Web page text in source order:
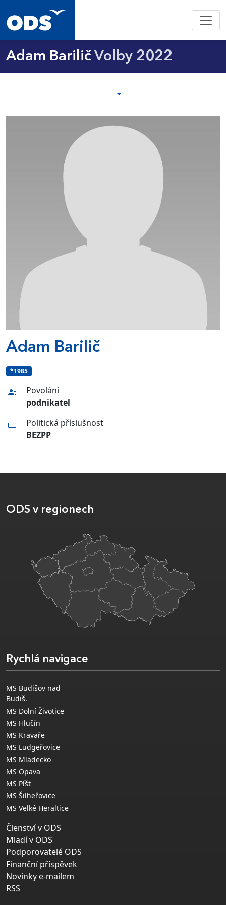
Adam Barilič Volby 2022
Adam Barilič
*1985
Povolání
podnikatel
Politická příslušnost
BEZPP
ODS v regionech
Rychlá navigace
MS Budišov nad
Budiš.
MS Dolní Životice
MS Hlučín
MS Kravaře
MS Ludgeřovice
MS Mladecko
MS Opava
MS Píšť
MS Šilheřovice
MS Velké Heraltice
Členství v ODS
Mladí v ODS
Podporovatelé ODS
Finanční příspěvek
Novinky e-mailem
RSS